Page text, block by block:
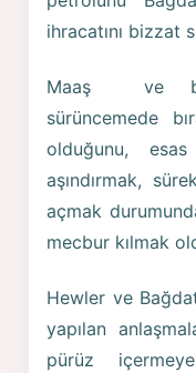
ihracatını bizzat
Maaş ve
sürüncemede
olduğunu,
aşındırmak,
açmak
mecbur kılmak
Hewler ve
yapılan
pürüz